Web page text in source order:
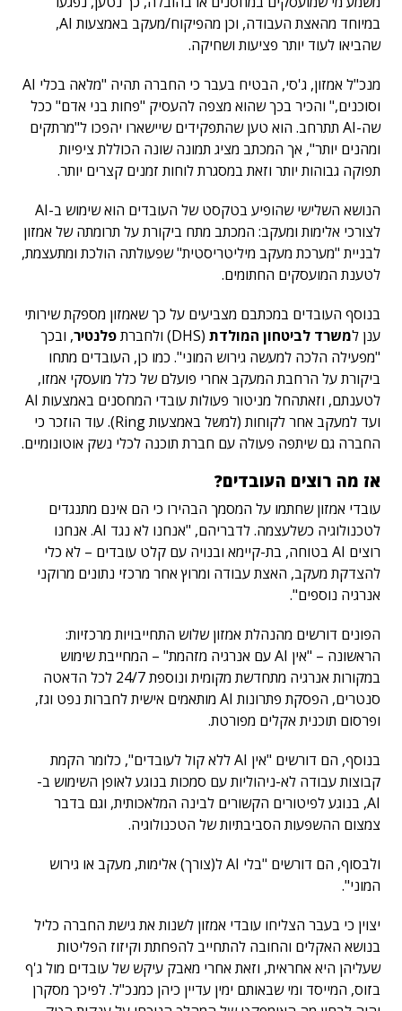
במיוחד מהאצת העבודה, וכן מהפיקוח/מעקב באמצעות AI,
שהביאו לעוד יותר פציעות ושחיקה.
מנכ"ל אמזון, ג'סי, הבטיח בעבר כי החברה תהיה "מלאה בכלי AI
וסוכנים," והכיר בכך שהוא מצפה להעסיק "פחות בני אדם" ככל
שה-AI תתרחב. הוא טען שהתפקידים שיישארו יהפכו ל"מרתקים
ומהנים יותר", אך המכתב מציג תמונה שונה הכוללת ציפיות
תפוקה גבוהות יותר וזאת במסגרת לוחות זמנים קצרים יותר.
הנושא השלישי שהופיע בטקסט של העובדים הוא שימוש ב-AI
לצורכי אלימות ומעקב: המכתב מתח ביקורת על תרומתה של אמזון
לבניית "מערכת מעקב מיליטריסטית" שפעולתה הולכת ומתעצמת,
לטענת המועסקים החתומים.
בנוסף העובדים במכתבם מצביעים על כך שאמזון מספקת שירותי
ענן למשרד לביטחון המולדת (DHS) ולחברת פלנטיר, ובכך
"מפעילה הלכה למעשה גירוש המוני". כמו כן, העובדים מתחו
ביקורת על הרחבת המעקב אחרי פועלם של כלל מועסקי אמזו,
לטענתם, וזאתהחל מניטור פעולות עובדי המחסנים באמצעות AI
ועד למעקב אחר לקוחות (למשל באמצעות Ring). עוד הוזכר כי
החברה גם שיתפה פעולה עם חברת תוכנה לכלי נשק אוטונומיים.
אז מה רוצים העובדים?
עובדי אמזון שחתמו על המסמך הבהירו כי הם אינם מתנגדים
לטכנולוגיה כשלעצמה. לדבריהם, "אנחנו לא נגד AI. אנחנו
רוצים AI בטוחה, בת-קיימא ובנויה עם קלט עובדים – לא כלי
להצדקת מעקב, האצת עבודה ומרוץ אחר מרכזי נתונים מרוקני
אנרגיה נוספים".
הפונים דורשים מהנהלת אמזון שלוש התחייבויות מרכזיות:
הראשונה – "אין AI עם אנרגיה מזהמת" – המחייבת שימוש
במקורות אנרגיה מתחדשת מקומית ונוספת 24/7 לכל הדאטה
סנטרים, הפסקת פתרונות AI מותאמים אישית לחברות נפט וגז,
ופרסום תוכנית אקלים מפורטת.
בנוסף, הם דורשים "אין AI ללא קול לעובדים", כלומר הקמת
קבוצות עבודה לא-ניהוליות עם סמכות בנוגע לאופן השימוש ב-
AI, בנוגע לפיטורים הקשורים לבינה המלאכותית, וגם בדבר
צמצום ההשפעות הסביבתיות של הטכנולוגיה.
ולבסוף, הם דורשים "בלי AI ל(צורך) אלימות, מעקב או גירוש
המוני".
יצוין כי בעבר הצליחו עובדי אמזון לשנות את גישת החברה כליל
בנושא האקלים והחובה להתחייב להפחתת וקיזוז הפליטות
שעליהן היא אחראית, וזאת אחרי מאבק עיקש של עובדים מול ג'ף
בזוס, המייסד ומי שבאותם ימין עדיין כיהן כמנכ"ל. לפיכך מסקרן